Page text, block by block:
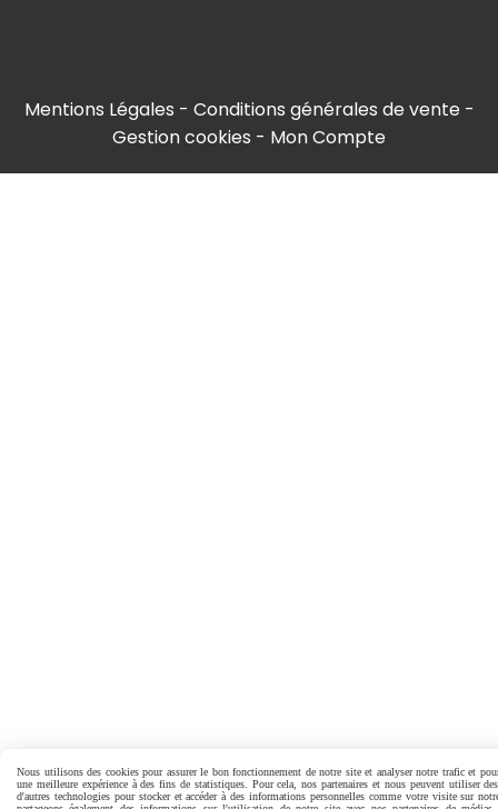
Mentions Légales
Conditions générales de vente
Gestion cookies
Mon Compte
Nous utilisons des cookies pour assurer le bon fonctionnement de notre site et analyser notre trafic et
une meilleure expérience à des fins de statistiques. Pour cela, nos partenaires et nous peuvent utiliser
d'autres technologies pour stocker et accéder à des informations personnelles comme votre visite sur